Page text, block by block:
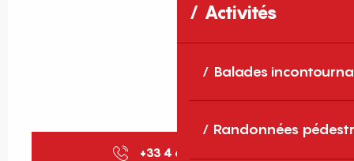
Activités
Balades
Randonnées
+33 4 68 04 15